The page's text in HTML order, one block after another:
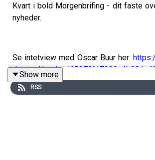
Kvart i bold Morgenbrifing - dit faste
nyheder.
Se intetview med Oscar Buur her:
demand/series/
Show more
RSS